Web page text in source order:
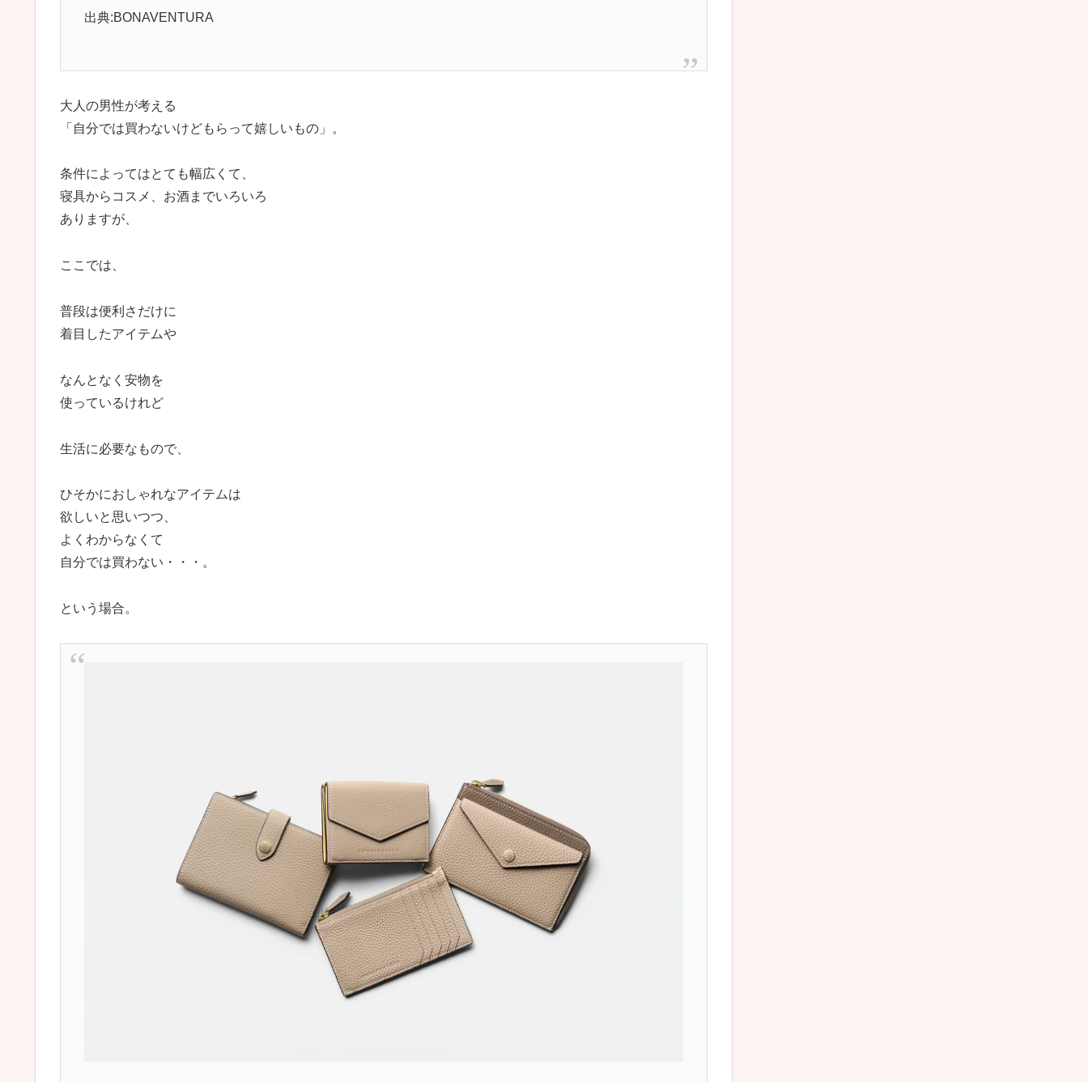
出典:BONAVENTURA
大人の男性が考える
「自分では買わないけどもらって嬉しいもの」。
条件によってはとても幅広くて、
寝具からコスメ、お酒までいろいろ
ありますが、
ここでは、
普段は便利さだけに
着目したアイテムや
なんとなく安物を
使っているけれど
生活に必要なもので、
ひそかにおしゃれなアイテムは
欲しいと思いつつ、
よくわからなくて
自分では買わない・・・。
という場合。